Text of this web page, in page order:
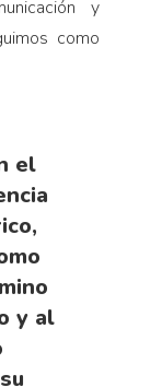
y
como
el
y al